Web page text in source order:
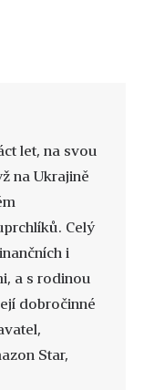
let, na svou
na Ukrajině
Celý
i
a s rodinou
dobročinné
Star,